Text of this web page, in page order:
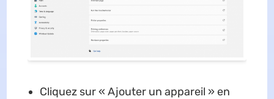
Cliquez sur « Ajouter un appareil » en